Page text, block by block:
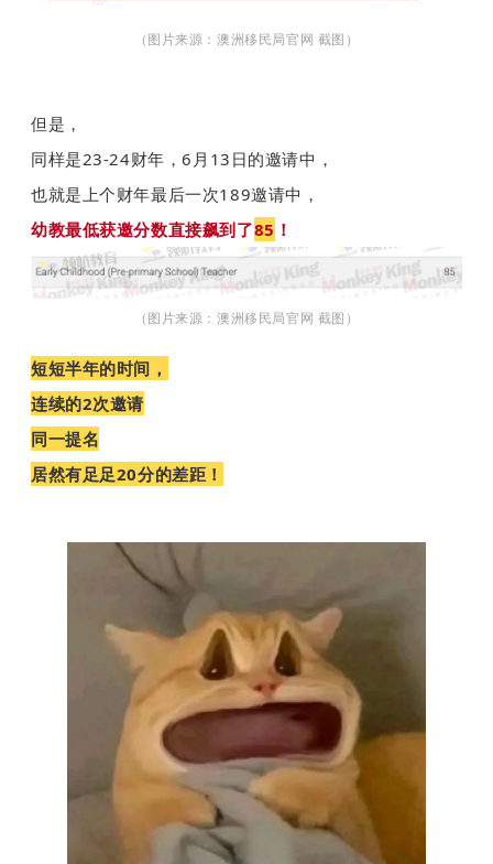
（图片来源：澳洲移民局官网 截图）
但是，
同样是23-24财年，6月13日的邀请中，
也就是上个财年最后一次189邀请中，
幼教最低获邀分数直接飙到了85 ！
（图片来源：澳洲移民局官网 截图）
短短半年的时间，
连续的2次邀请
同一提名
居然有足足20分的差距！